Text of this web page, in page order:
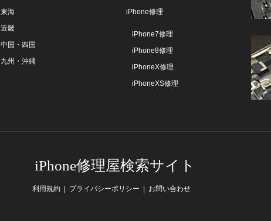
東海
近畿
中国・四国
九州・沖縄
iPhone修理
iPhone7修理
iPhone8修理
iPhoneX修理
iPhoneXS修理
iPhone修理屋検索サイト
利用規約 プライバシーポリシー お問い合わせ